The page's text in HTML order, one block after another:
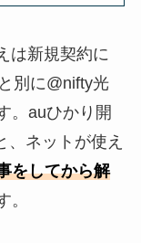
は新規契約に
別に@nifty光
。auひかり開
ネットが使え
をしてから解
。